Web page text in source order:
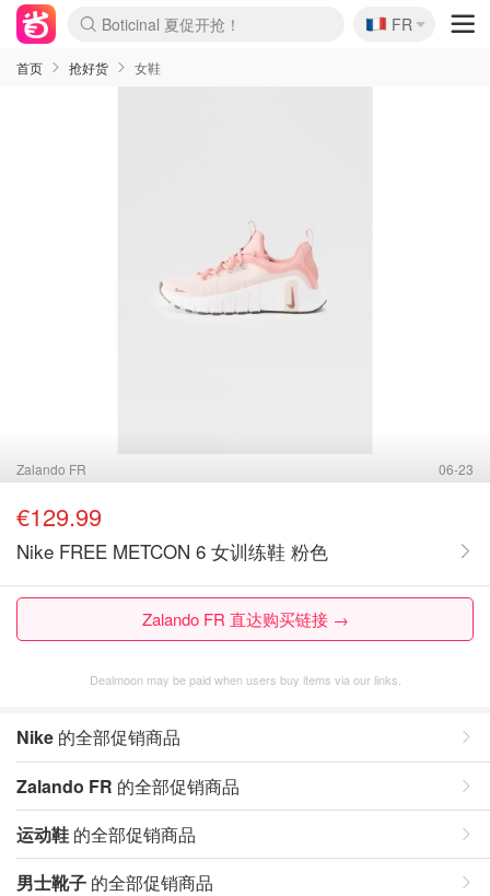
4折！lulu周四疯狂上新
还没结束！&OtherStories大促
Joybuy变相75折 随时失效
速领！Stanley独家85折
疑似霸哥！Camper额外叠85折
Zalando 奥莱闪促！每日更新
Moncler反季囤！5折起+叠9折
Coach Brooklyn仅€192
🇫🇷
FR
首页 抢好货 女鞋
Zalando FR 06-23
€129.99
Nike FREE METCON 6 女训练鞋 粉色
Zalando FR 直达购买链接 →
Dealmoon may be paid when users buy items via our links.
Nike 的全部促销商品
Zalando FR 的全部促销商品
运动鞋 的全部促销商品
男士靴子 的全部促销商品